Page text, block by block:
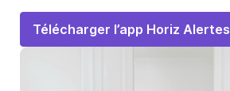
Télécharger l’app Horiz Alertes